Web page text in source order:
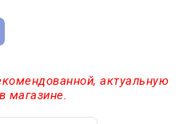
актуальную
магазине.